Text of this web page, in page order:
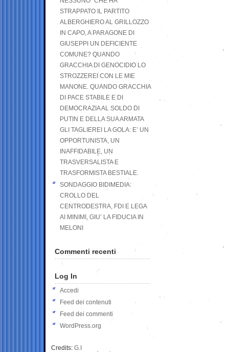
STRAPPATO IL PARTITO
ALBERGHIERO AL GRILLOZZO
IN CAPO, A PARAGONE DI
GIUSEPPI UN DEFICIENTE
COMUNE? QUANDO
GRACCHIA DI GENOCIDIO LO
STROZZEREI CON LE MIE
MANONE. QUANDO GRACCHIA
DI PACE STABILE E DI
DEMOCRAZIA AL SOLDO DI
PUTIN E DELLA SUA ARMATA
GLI TAGLIEREI LA GOLA: E’ UN
OPPORTUNISTA, UN
INAFFIDABILE, UN
TRASVERSALISTA E
TRASFORMISTA BESTIALE.
SONDAGGIO BIDIMEDIA:
CROLLO DEL
CENTRODESTRA, FDI E LEGA
AI MINIMI, GIU’ LA FIDUCIA IN
MELONI
Commenti recenti
Log In
Accedi
Feed dei contenuti
Feed dei commenti
WordPress.org
Credits: G.I